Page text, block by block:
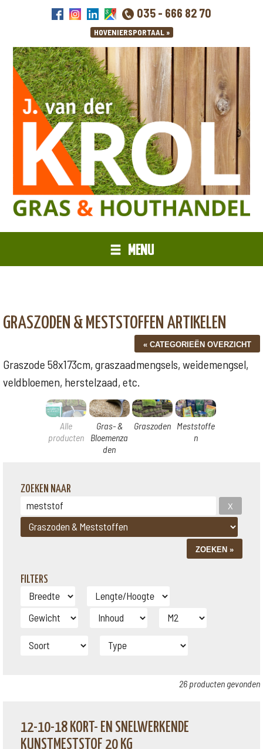
035 - 666 82 70
MENU
GRASZODEN & MESTSTOFFEN ARTIKELEN
Graszode 58x173cm, graszaadmengsels, weidemengsel,
veldbloemen, herstelzaad, etc.
Alle
producten
Gras- &
Bloemenza
den
Graszoden Meststoffe
n
ZOEKEN NAAR
FILTERS
26 producten gevonden
12-10-18 KORT- EN SNELWERKENDE
KUNSTMESTSTOF 20 KG